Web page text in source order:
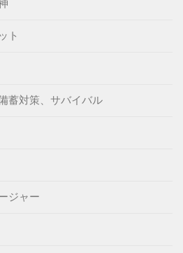
ト
蓄対策、サバイバル
ジャー